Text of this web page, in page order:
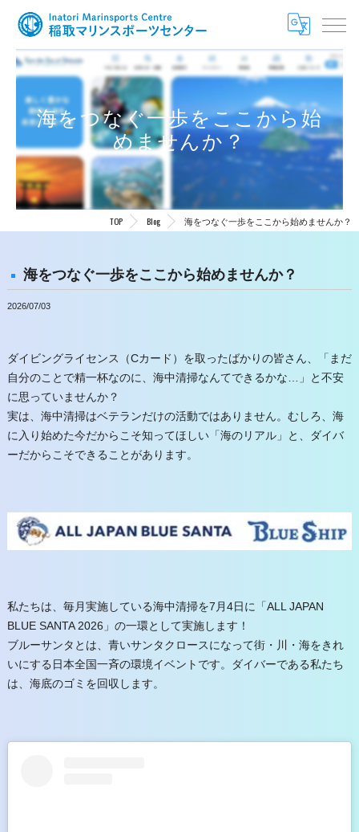
海をつなぐ一歩をここから始
めませんか？
TOP Blog 海をつなぐ一歩をここから始めませんか？
海をつなぐ一歩をここから始めませんか？
2026/07/03
ダイビングライセンス（Cカード）を取ったばかりの皆さん、「まだ
自分のことで精一杯なのに、海中清掃なんてできるかな…」と不安
に思っていませんか？
実は、海中清掃はベテランだけの活動ではありません。むしろ、海
に入り始めた今だからこそ知ってほしい「海のリアル」と、ダイバ
ーだからこそできることがあります。
私たちは、毎月実施している海中清掃を7月4日に「ALL JAPAN
BLUE SANTA 2026」の一環として実施します！
ブルーサンタとは、青いサンタクロースになって街・川・海をきれ
いにする日本全国一斉の環境イベントです。ダイバーである私たち
は、海底のゴミを回収します。